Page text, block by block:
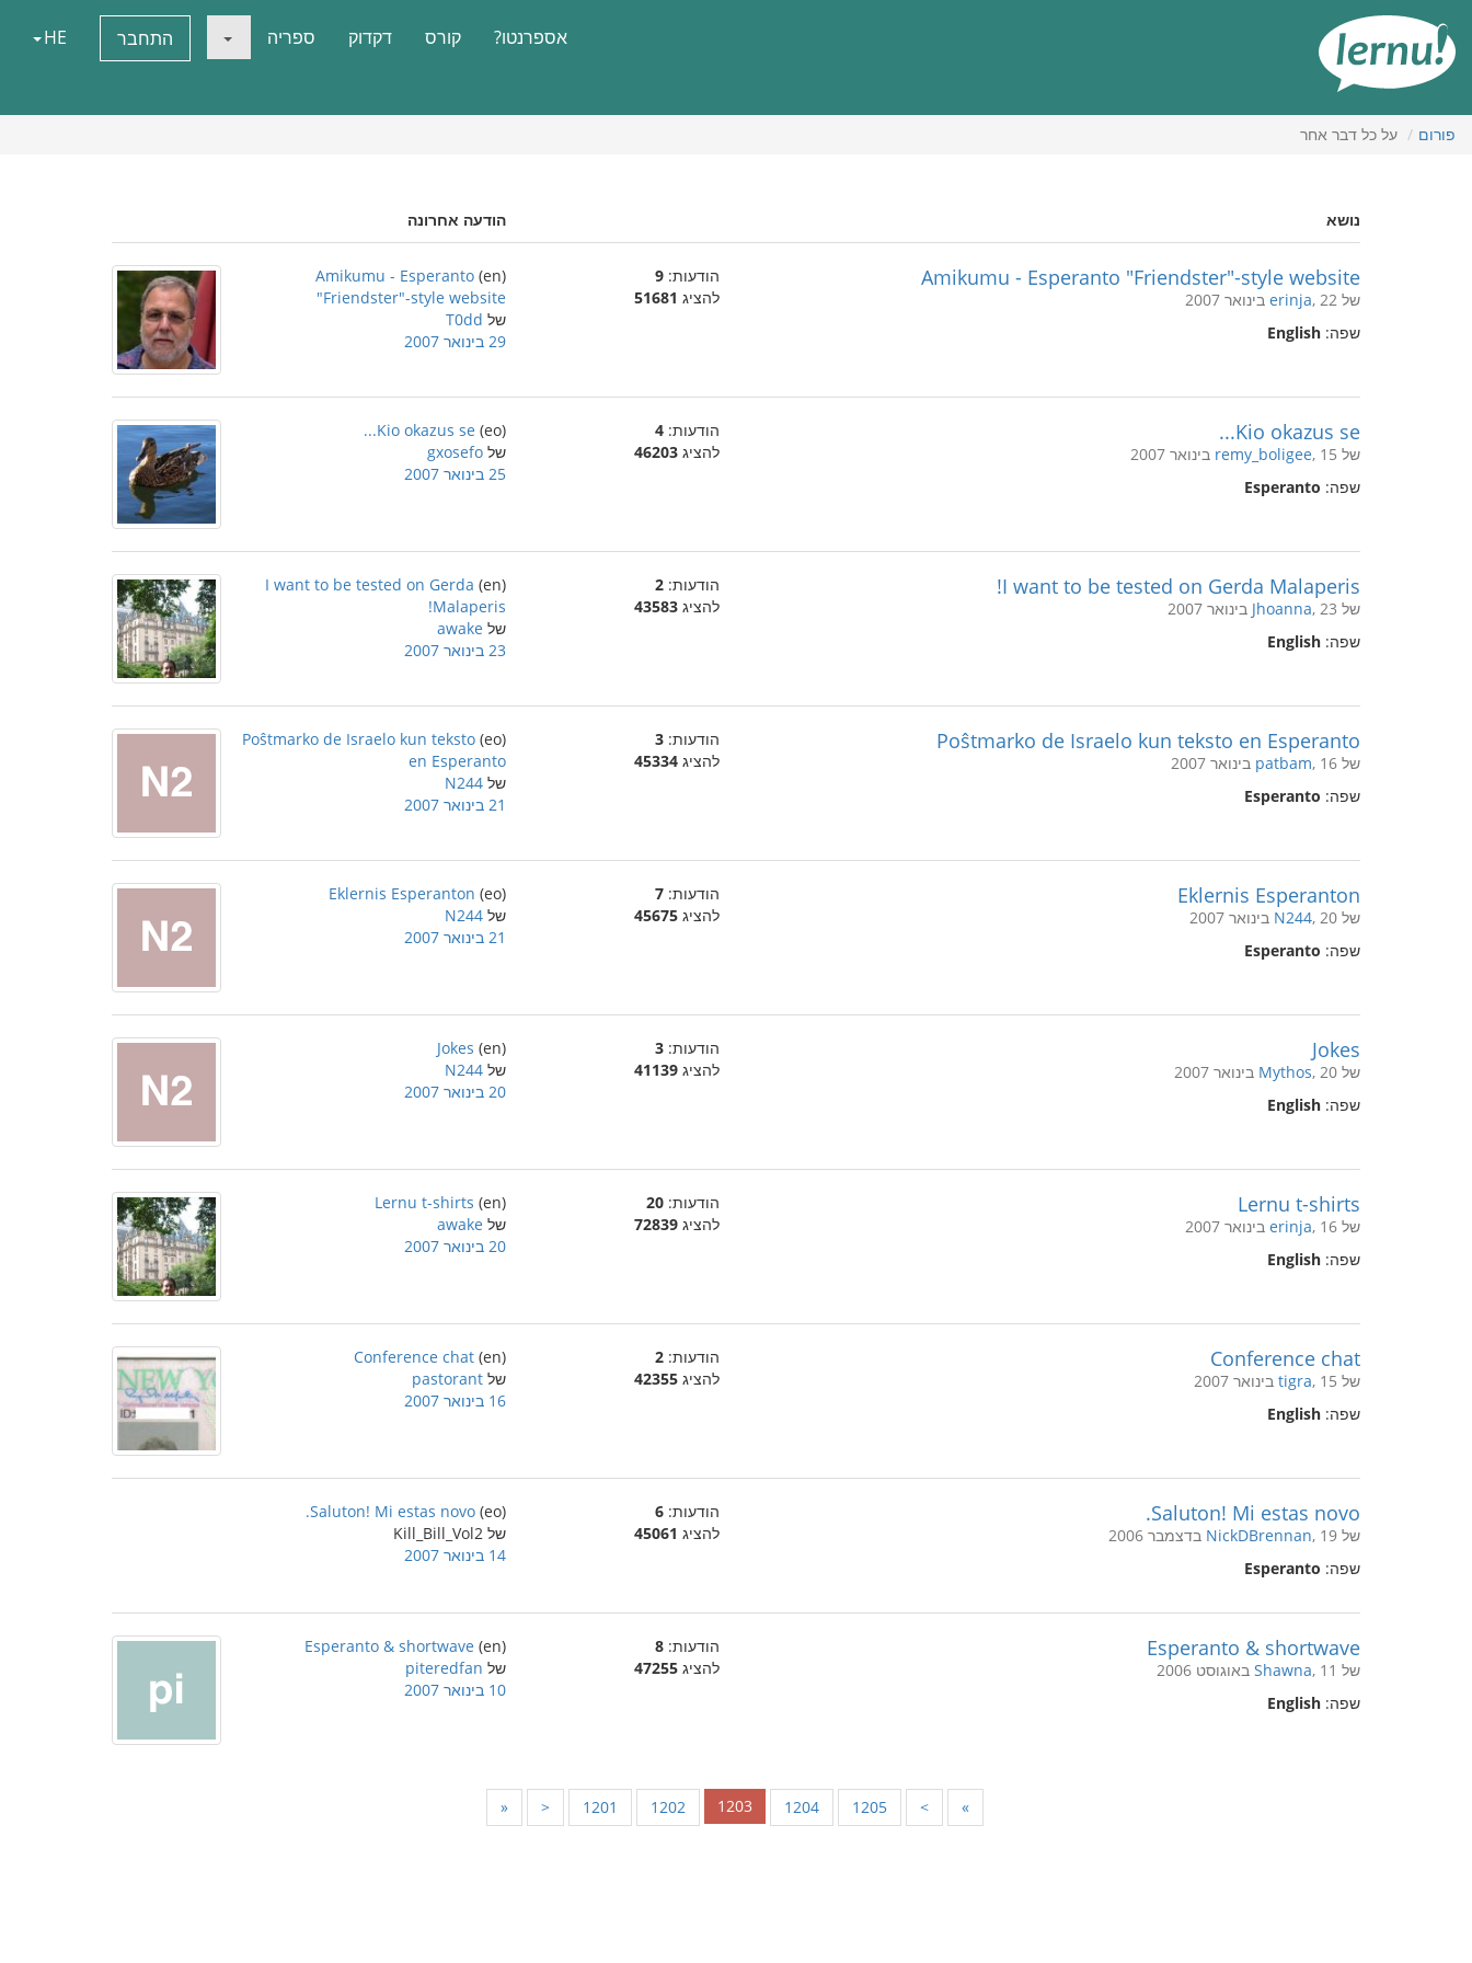
העניינים
אספרנטו? קורס דקדוק ספריה התחבר HE
פורום על כל דבר אחר
נושא הודעה אחרונה
Amikumu - Esperanto "Friendster"-style website
של erinja, 22 בינואר 2007
שפה: English
הודעות: 9
להציג 51681
(en)
Amikumu - Esperanto
"Friendster"-style website
של T0dd
29 בינואר 2007
Kio okazus se...
של remy_boligee, 15 בינואר 2007
שפה: Esperanto
הודעות: 4
להציג 46203
(eo)
Kio okazus se...
של gxosefo
25 בינואר 2007
I want to be tested on Gerda Malaperis!
של Jhoanna, 23 בינואר 2007
שפה: English
הודעות: 2
להציג 43583
(en)
I want to be tested on Gerda
Malaperis!
של awake
23 בינואר 2007
Poŝtmarko de Israelo kun teksto en Esperanto
של patbam, 16 בינואר 2007
שפה: Esperanto
הודעות: 3
להציג 45334
(eo)
Poŝtmarko de Israelo kun teksto
en Esperanto
של N244
21 בינואר 2007
Eklernis Esperanton
של N244, 20 בינואר 2007
שפה: Esperanto
הודעות: 7
להציג 45675
(eo)
Eklernis Esperanton
של N244
21 בינואר 2007
Jokes
של Mythos, 20 בינואר 2007
שפה: English
הודעות: 3
להציג 41139
(en)
Jokes
של N244
20 בינואר 2007
Lernu t-shirts
של erinja, 16 בינואר 2007
שפה: English
הודעות: 20
להציג 72839
(en)
Lernu t-shirts
של awake
20 בינואר 2007
Conference chat
של tigra, 15 בינואר 2007
שפה: English
הודעות: 2
להציג 42355
(en)
Conference chat
של pastorant
16 בינואר 2007
Saluton! Mi estas novo.
של NickDBrennan, 19 בדצמבר 2006
שפה: Esperanto
הודעות: 6
להציג 45061
(eo)
Saluton! Mi estas novo.
של Kill_Bill_Vol2
14 בינואר 2007
Esperanto & shortwave
של Shawna, 11 באוגוסט 2006
שפה: English
הודעות: 8
להציג 47255
(en)
Esperanto & shortwave
של piteredfan
10 בינואר 2007
« < 1201 1202 1203 1204 1205 > »